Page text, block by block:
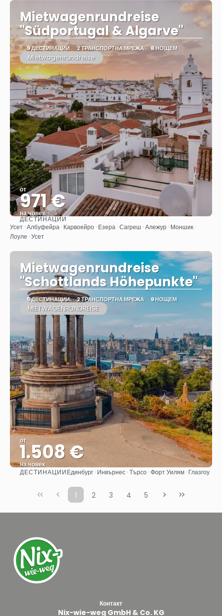
Mietwagenrundreise
"Südportugal & Algarve"
9 ДЕСТИНАЦИИ 2 ТРАНСПОРТНА МРЕЖА 8 НОЩЕМ
Mietwagenrundreise
от
971 €
на човек
Вижте
ДЕСТИНАЦИИ
Усет · Албуфейра · Карвоейро · Езера · Сагреш · Алежур · Моншик ·
Лоуле · Усет
Mietwagenrundreise
"Schottlands Höhepunkte"
5 ДЕСТИНАЦИИ 2 ТРАНСПОРТНА МРЕЖА 9 НОЩЕМ
MIETWAGENRUNDREISE
от
1.508 €
на човек
Вижте
ДЕСТИНАЦИИЕдинбург · Инвърнес · Търсо · Форт Уилям · Глазгоу
1 2 3 4 5
Контакт
Nix-wie-weg GmbH & Co. KG